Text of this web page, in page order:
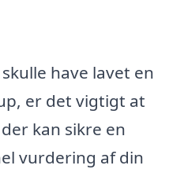
have lavet en
er det vigtigt at
kan sikre en
vurdering af din